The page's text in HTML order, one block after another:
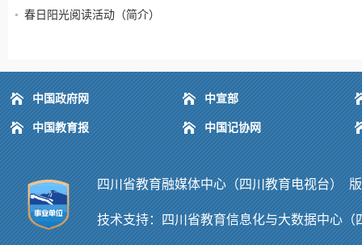
春日阳光阅读活动（简介）
中国政府网 中宣部
中国教育报 中国记协网
四川省教育融媒体中心（四川教育电视台
技术支持： 四川省教育信息化与大数据中心（